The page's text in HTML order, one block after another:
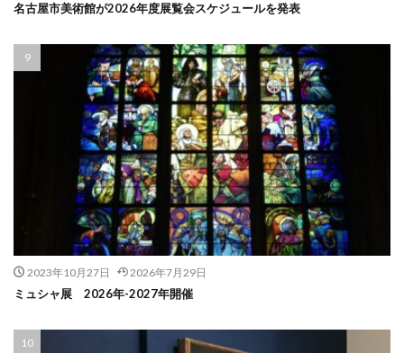
名古屋市美術館が2026年度展覧会スケジュールを発表
2023年10月27日 2026年7月29日
ミュシャ展 2026年-2027年開催